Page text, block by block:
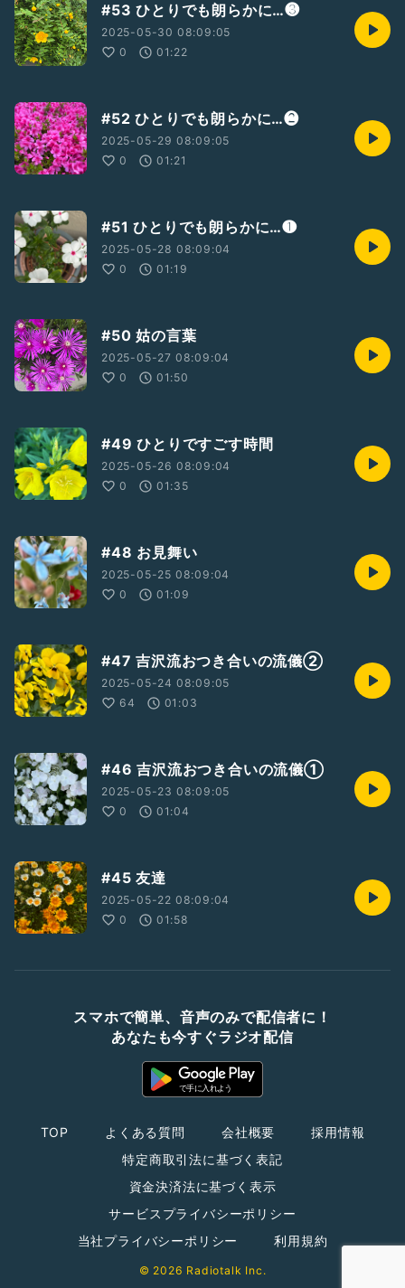
#53 ひとりでも朗らかに…❸
2025-05-30 08:09:05
0
01:22
#52 ひとりでも朗らかに…❷
2025-05-29 08:09:05
0
01:21
#51 ひとりでも朗らかに…❶
2025-05-28 08:09:04
0
01:19
#50 姑の言葉
2025-05-27 08:09:04
0
01:50
#49 ひとりですごす時間
2025-05-26 08:09:04
0
01:35
#48 お見舞い
2025-05-25 08:09:04
0
01:09
#47 吉沢流おつき合いの流儀②
2025-05-24 08:09:05
64
01:03
#46 吉沢流おつき合いの流儀①
2025-05-23 08:09:05
0
01:04
#45 友達
2025-05-22 08:09:04
0
01:58
スマホで簡単、音声のみで配信者に！
あなたも今すぐラジオ配信
TOP よくある質問 会社概要
採用情報
特定商取引法に基づく表記
資金決済法に基づく表示
サービスプライバシーポリシー
当社プライバシーポリシー
利用規約
© 2026 Radiotalk Inc.